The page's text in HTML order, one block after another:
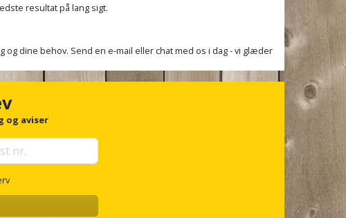
resultat på lang sigt.
dine behov. Send en e-mail eller chat med os i dag - vi glæder
og aviser